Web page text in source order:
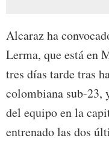
Alcaraz ha
Lerma, que está en
tres días tarde tras
colombiana sub-23,
del equipo en la
entrenado las dos